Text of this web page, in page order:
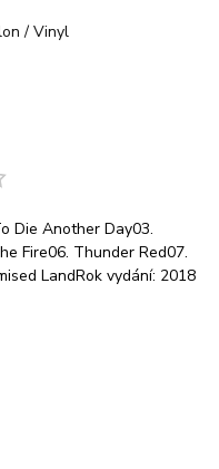
Die Another Day03.
Fire06. Thunder Red07.
LandRok vydání: 2018